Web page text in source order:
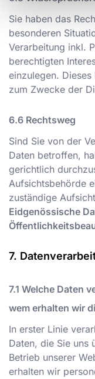
Sie haben das
besonderen
Verarbeitung inkl.
berechtigten
einzulegen.
zum Zwecke der
Rechtsweg
Sind Sie von der
Daten betroffen,
gerichtlich
Aufsichtsbehörde
zuständige
Eidgenössische
Welche Daten
wem erhalten wir
In erster Linie
Daten, die Sie uns
Betrieb unserer
erhalten wir